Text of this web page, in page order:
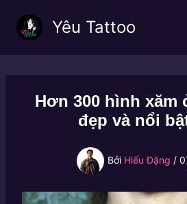
Yêu Tattoo
Hơn 300 hình xăm
đẹp và nổi
Bởi Hiếu Đặng /